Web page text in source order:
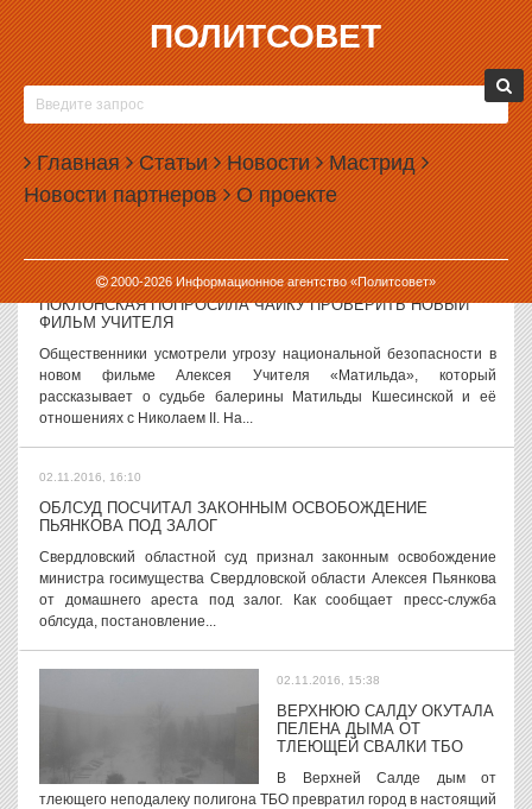
ПОЛИТСОВЕТ
Главная Статьи Новости Мастрид
Новости партнеров О проекте
2000-2026Информационное агентство «Политсовет»
02.11.2016, 17:59
ВТОРАЯ ВЕТКА МЕТРО В ЕКАТЕРИНБУРГЕ ПОЯВИТСЯ НЕ
РАНЬШЕ 2021 ГОДА
Администрация Екатеринбурга передвинула сроки начала
строительства второй линии метрополитена до 2021 года. Это
следует из изменений, внесенных в программу «Развитие
Екатеринбургского метрополитена»...
02.11.2016, 17:04
ПОКЛОНСКАЯ ПОПРОСИЛА ЧАЙКУ ПРОВЕРИТЬ НОВЫЙ
ФИЛЬМ УЧИТЕЛЯ
Общественники усмотрели угрозу национальной безопасности в
новом фильме Алексея Учителя «Матильда», который
рассказывает о судьбе балерины Матильды Кшесинской и её
отношениях с Николаем II. На...
02.11.2016, 16:10
ОБЛСУД ПОСЧИТАЛ ЗАКОННЫМ ОСВОБОЖДЕНИЕ
ПЬЯНКОВА ПОД ЗАЛОГ
Свердловский областной суд признал законным освобождение
министра госимущества Свердловской области Алексея Пьянкова
от домашнего ареста под залог. Как сообщает пресс-служба
облсуда, постановление...
02.11.2016, 15:38
ВЕРХНЮЮ САЛДУ ОКУТАЛА
ПЕЛЕНА ДЫМА ОТ
ТЛЕЮЩЕЙ СВАЛКИ ТБО
В Верхней Салде дым от
тлеющего неподалеку полигона ТБО превратил город в настоящий